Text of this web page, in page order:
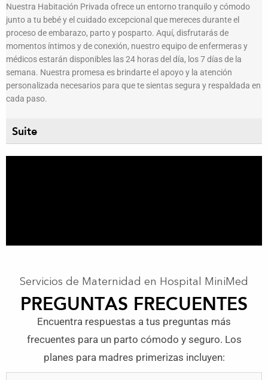
Nuestra Habitación Privada ofrece un entorno tranquilo y cómodo
junto a tu bebé y el cuidado excepcional que mereces durante el
proceso de embarazo, parto y posparto. Aquí, disfrutarás de
momentos íntimos y de conexión, nuestro equipo de enfermeras y
médicos estarán disponibles las 24 horas del día, los 7 días de la
semana. Nuestra promesa es brindarte el apoyo y la atención
personalizada necesarios para que te sientas segura y respaldada en
cada paso.
Suite
Servicios de Maternidad en Hospital MiniMed
PREGUNTAS FRECUENTES
Encuentra respuestas a tus preguntas más
frecuentes para un parto cómodo y seguro. Los
planes para madres primerizas incluyen: